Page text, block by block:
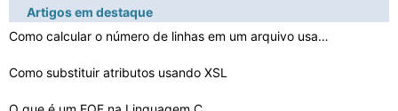
Como exibir nomes de objetos em MATLAB
Como acessar uma variável Bash Script em Python
Artigos em destaque
Como calcular o número de linhas em um arquivo usando …
Como substituir atributos usando XSL